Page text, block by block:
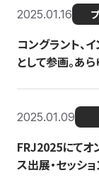
2025.01.16
コングラント、
として参画。あ
2025.01.09
FRJ2025にてオ
ス出展・セッシ